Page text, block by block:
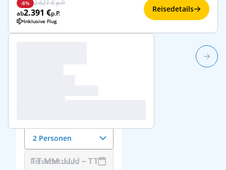
2 Personen
Reisezeitraum
-8% 2.621 € p.P.
ab2.391 €p.P.
Inklusive Flug
Reisedetails